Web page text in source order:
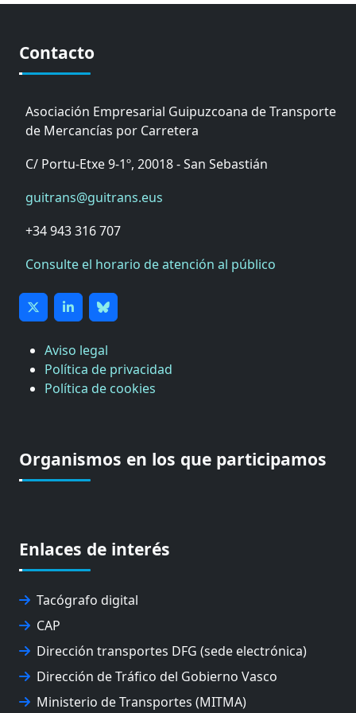
Contacto
Asociación Empresarial Guipuzcoana de Transporte
de Mercancías por Carretera
C/ Portu-Etxe 9-1º, 20018 - San Sebastián
guitrans@guitrans.eus
+34 943 316 707
Consulte el horario de atención al público
Aviso legal
Política de privacidad
Política de cookies
Organismos en los que participamos
Enlaces de interés
Tacógrafo digital
CAP
Dirección transportes DFG (sede electrónica)
Dirección de Tráfico del Gobierno Vasco
Ministerio de Transportes (MITMA)